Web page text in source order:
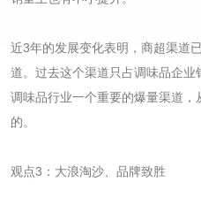
近3年的发展变化表明，商超渠道
道。过去这个渠道只占调味品企
调味品行业一个重要的爆量渠道
的。
观点3：大浪淘沙、品牌致胜